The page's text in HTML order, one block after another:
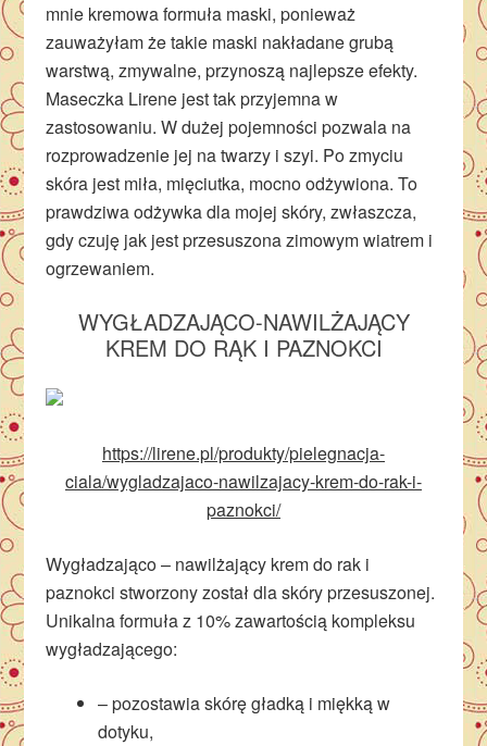
mnie kremowa formuła maski, ponieważ
zauważyłam że takie maski nakładane grubą
warstwą, zmywalne, przynoszą najlepsze efekty.
Maseczka Lirene jest tak przyjemna w
zastosowaniu. W dużej pojemności pozwala na
rozprowadzenie jej na twarzy i szyi. Po zmyciu
skóra jest miła, mięciutka, mocno odżywiona. To
prawdziwa odżywka dla mojej skóry, zwłaszcza,
gdy czuję jak jest przesuszona zimowym wiatrem i
ogrzewaniem.
WYGŁADZAJĄCO-NAWILŻAJĄCY
KREM DO RĄK I PAZNOKCI
https://lirene.pl/produkty/pielegnacja-
ciala/wygladzajaco-nawilzajacy-krem-do-rak-i-
paznokci/
Wygładzająco – nawilżający krem do rak i
paznokci stworzony został dla skóry przesuszonej.
Unikalna formuła z 10% zawartością kompleksu
wygładzającego:
– pozostawia skórę gładką i miękką w
dotyku,